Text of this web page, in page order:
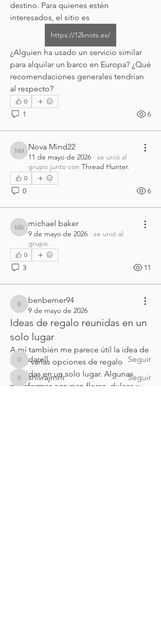
destino. Para quienes estén
interesados, el sitio es
https://12knots.es/
¿Alguien ha usado un servicio similar
para alquilar un barco en Europa? ¿Qué
recomendaciones generales tendrían
al respecto?
0
1 6
Nova Mind22
Nova Mind22
11 de mayo de 2026 · se unió al
grupo junto con Thread Hunter.
0
0 6
michael baker
michael baker
9 de mayo de 2026 · se unió al
grupo.
0
3 11
benbemer94
benbemer94
9 de mayo de 2026
Ideas de regalo reunidas en un
solo lugar
A mí también me parece útil la idea de
tener varias opciones de regalo
reunidas en un solo lugar. Algunas
plataformas agrupan flores, dulces y
Oración! Aquí puedes pon
Leer más
Miembros
darelldarell Seguir
shivrajmrfr
shivrajmrfr Seguir